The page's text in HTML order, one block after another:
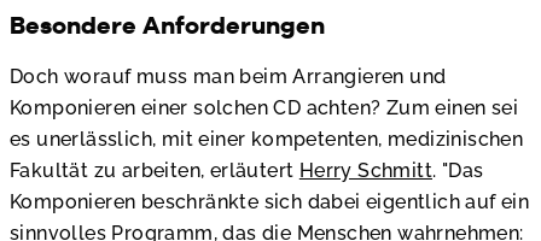
Besondere Anforderungen
Doch worauf muss man beim Arrangieren und
Komponieren einer solchen CD achten? Zum einen sei
es unerlässlich, mit einer kompetenten, medizinischen
Fakultät zu arbeiten, erläutert Herry Schmitt. "Das
Komponieren beschränkte sich dabei eigentlich auf ein
sinnvolles Programm, das die Menschen wahrnehmen: